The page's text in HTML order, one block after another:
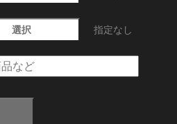
選択 指定なし